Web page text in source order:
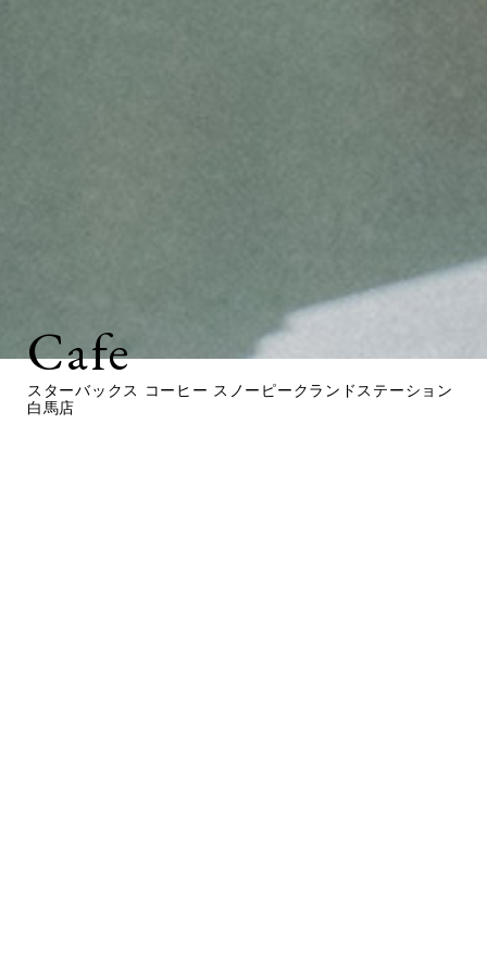
Cafe
スターバックス コーヒー スノーピークランドステーション
白馬店